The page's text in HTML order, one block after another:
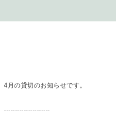
4月の貸切のお知らせです。
---------------------